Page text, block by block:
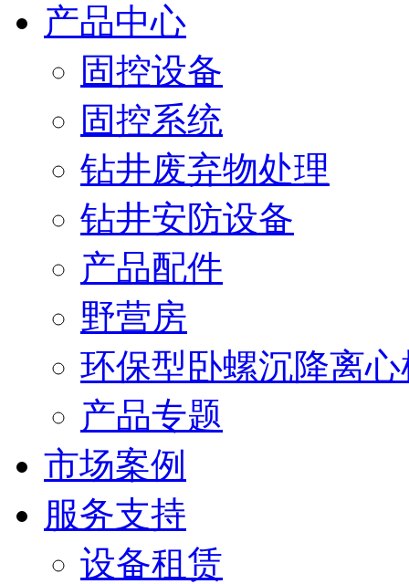
产品中心
固控设备
固控系统
钻井废弃物处理
钻井安防设备
产品配件
野营房
环保型卧螺沉降离心
产品专题
市场案例
服务支持
设备租赁